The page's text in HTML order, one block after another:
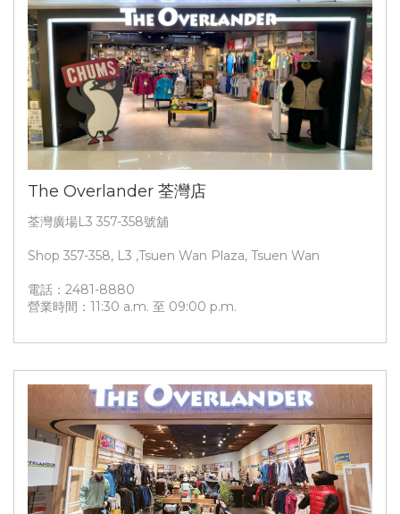
The Overlander 荃灣店
荃灣廣場L3 357-358號舖
Shop 357-358, L3 ,Tsuen Wan Plaza, Tsuen Wan
電話：2481-8880
營業時間：11:30 a.m. 至 09:00 p.m.